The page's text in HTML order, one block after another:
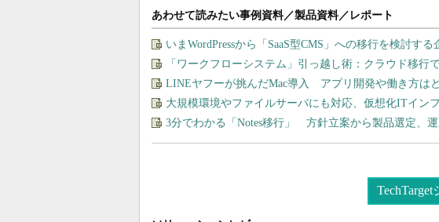
あわせて読みたい事例資料／製品資料／レポート
いまWordPressから「SaaS型CMS」への移行を検討す
「ワークフローシステム」引っ越し術：クラウド移行
LINEヤフーが挑んだMac導入 アプリ開発や働き方は
大規模環境やファイルサーバにも対応、仮想化ITイン
3分でわかる「Notes移行」 方針立案から製品選定、